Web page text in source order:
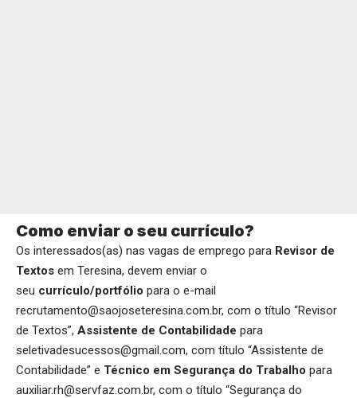
Como enviar o seu currículo?
Os interessados(as) nas vagas de emprego para Revisor de
Textos em Teresina, devem enviar o
seu currículo/portfólio para o e-mail
recrutamento@saojoseteresina.com.br, com o título “Revisor
de Textos”, Assistente de Contabilidade para
seletivadesucessos@gmail.com, com título “Assistente de
Contabilidade” e Técnico em Segurança do Trabalho para
auxiliar.rh@servfaz.com.br, com o título “Segurança do